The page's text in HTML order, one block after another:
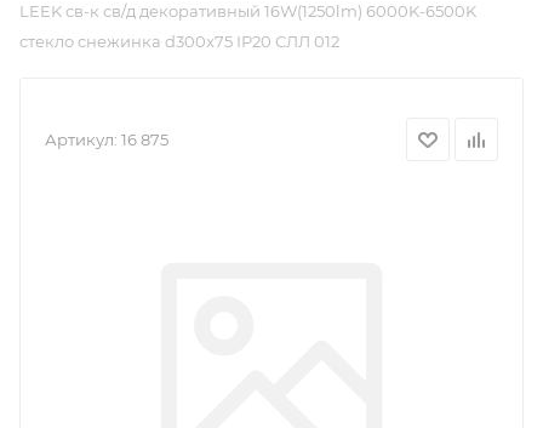
LEEK св-к св/д декоративный 16W(1250lm) 6000K-6500K
стекло снежинка d300x75 IP20 СЛЛ 012
Артикул: 16 875